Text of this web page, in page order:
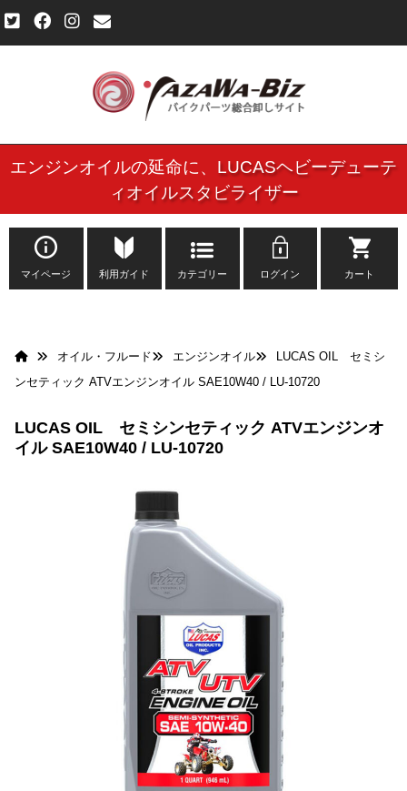
ご利用規約
個人情報保護方針
よくある質問
お問い合わせ
エンジンオイルの延命に、 LUCASヘビーデューテ
ィオイルスタビライザー
マイページ 利用ガイド カテゴリー ログイン カート
オイル・フルード エンジンオイル
LUCAS OIL セミシ
ンセティック ATVエンジンオイル SAE10W40 / LU-10720
LUCAS OIL セミシンセティック ATVエンジンオ
イル SAE10W40 / LU-10720